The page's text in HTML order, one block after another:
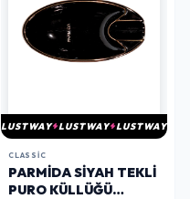
LUSTWAY LUSTWAY LUSTWAY
CLASSIC
PARMIDA SIYAH TEKLI
PURO KÜLLÜĞÜ